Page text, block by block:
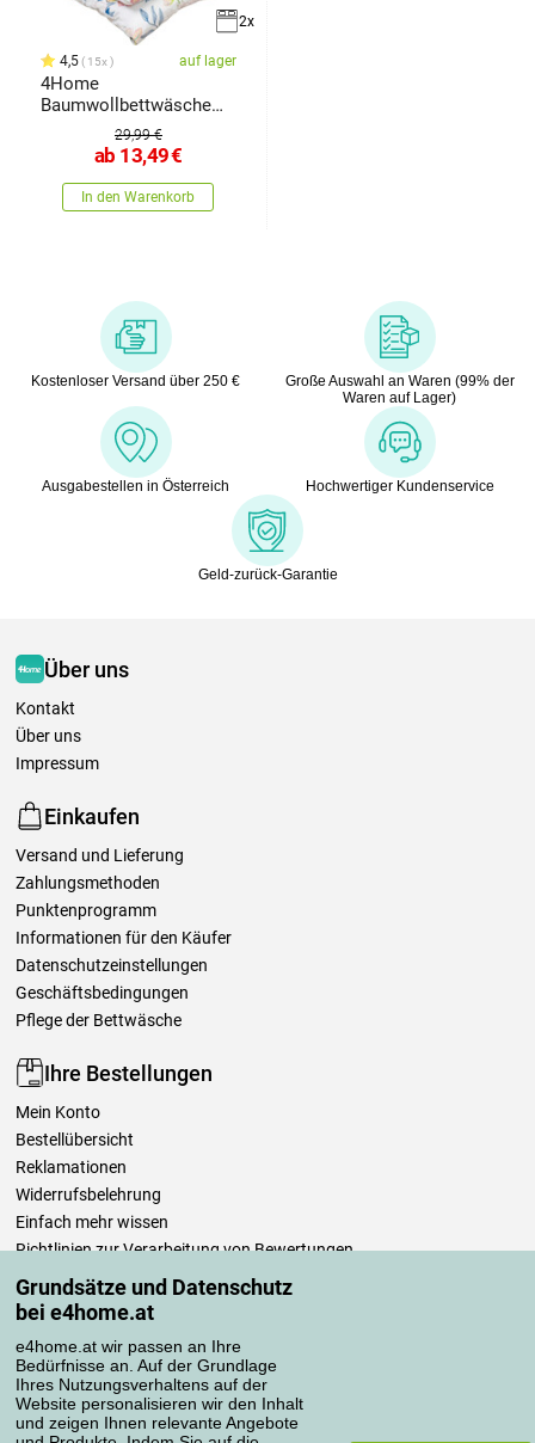
Grundsätze und Datenschutz
bei e4home.at
e4home.at wir passen an Ihre
Bedürfnisse an. Auf der Grundlage
Ihres Nutzungsverhaltens auf der
Website personalisieren wir den Inhalt
und zeigen Ihnen relevante Angebote
2x
4,5 15x auf lager
4Home
Baumwollbettwäsche
Orchid Paradise
29,99 €
ab 13,49€
In den Warenkorb
Kostenloser Versand über 250 €
Große Auswahl an Waren (99% der
Waren auf Lager)
Ausgabestellen in Österreich Hochwertiger Kundenservice
Geld-zurück-Garantie
Über uns
Kontakt
Über uns
Impressum
Einkaufen
Versand und Lieferung
Zahlungsmethoden
Punktenprogramm
Informationen für den Käufer
Datenschutzeinstellungen
Geschäftsbedingungen
Pflege der Bettwäsche
Ihre Bestellungen
Mein Konto
Bestellübersicht
Reklamationen
Widerrufsbelehrung
Einfach mehr wissen
Richtlinien zur Verarbeitung von Bewertungen
Transportarten
Zahlungsmethoden